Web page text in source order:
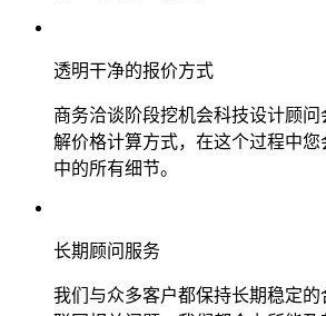
透明干净的报价方式
商务洽谈阶段挖机会科技设计顾
解价格计算方式，在这个过程中
中的所有细节。
长期顾问服务
我们与众多客户都保持长期稳定